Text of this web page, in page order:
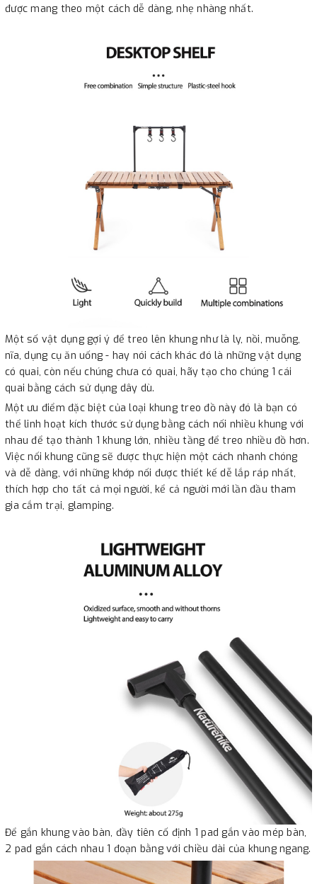
được mang theo một cách dễ dàng, nhẹ nhàng nhất.
Một số vật dụng gợi ý để treo lên khung như là ly, nồi, muỗng,
nĩa, dụng cụ ăn uống - hay nói cách khác đó là những vật dụng
có quai, còn nếu chúng chưa có quai, hãy tạo cho chúng 1 cái
quai bằng cách sử dụng dây dù.
Một ưu điểm đặc biệt của loại khung treo đồ này đó là bạn có
thể linh hoạt kích thước sử dụng bằng cách nối nhiều khung với
nhau để tạo thành 1 khung lớn, nhiều tầng để treo nhiều đồ hơn.
Việc nối khung cũng sẽ được thực hiện một cách nhanh chóng
và dễ dàng, với những khớp nối được thiết kế dễ lắp ráp nhất,
thích hợp cho tất cả mọi người, kể cả người mới lần đầu tham
gia cắm trại, glamping.
Để gắn khung vào bàn, đầy tiên cố định 1 pad gắn vào mép bàn,
2 pad gắn cách nhau 1 đoạn bằng với chiều dài của khung ngang.